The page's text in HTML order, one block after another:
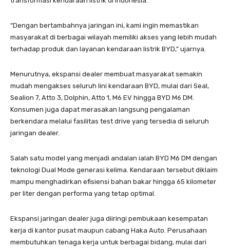
“Dengan bertambahnya jaringan ini, kami ingin memastikan
masyarakat di berbagai wilayah memiliki akses yang lebih mudah
terhadap produk dan layanan kendaraan listrik BYD,” ujarnya.
Menurutnya, ekspansi dealer membuat masyarakat semakin
mudah mengakses seluruh lini kendaraan BYD, mulai dari Seal,
Sealion 7, Atto 3, Dolphin, Atto 1, M6 EV hingga BYD M6 DM.
Konsumen juga dapat merasakan langsung pengalaman
berkendara melalui fasilitas test drive yang tersedia di seluruh
jaringan dealer.
Salah satu model yang menjadi andalan ialah BYD M6 DM dengan
teknologi Dual Mode generasi kelima. Kendaraan tersebut diklaim
mampu menghadirkan efisiensi bahan bakar hingga 65 kilometer
per liter dengan performa yang tetap optimal.
Ekspansi jaringan dealer juga diiringi pembukaan kesempatan
kerja di kantor pusat maupun cabang Haka Auto. Perusahaan
membutuhkan tenaga kerja untuk berbagai bidang, mulai dari